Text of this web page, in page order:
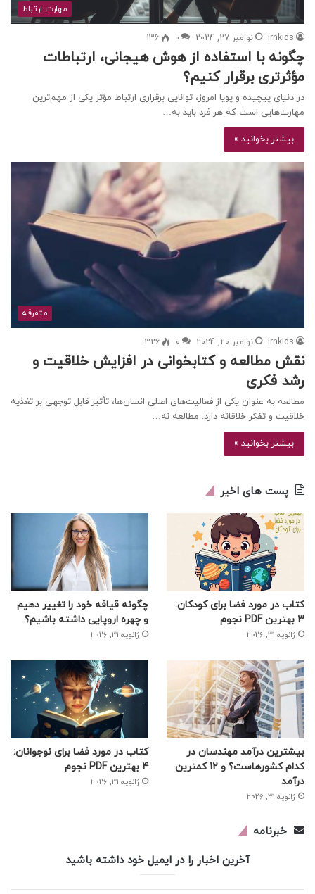
مهارت ارتباط
irnkids نوامبر 27, 2024 0
136
چگونه با استفاده از هوش هیجانی، ارتباطات
مؤثرتری برقرار کنیم؟
در دنیای پیچیده و پویا امروز، توانایی برقراری ارتباط مؤثر یکی از مهم‌ترین
مهارت‌هایی است که هر فرد باید به…
بیشتر بخوانید »
متفرقه
irnkids نوامبر 20, 2024 0
326
نقش مطالعه و کتابخوانی در افزایش خلاقیت و
رشد فکری
مطالعه به عنوان یکی از فعالیت‌های اصلی انسان‌ها، تأثیر قابل توجهی بر تغذیه
خلاقیت و تفکر خلاقانه دارد. مطالعه نه…
بیشتر بخوانید »
پست های اخیر
کتاب در مورد فضا برای کودکان:
3 بهترین PDF نجوم
ژانویه 31, 2026
چگونه قیافه خود را تغییر دهیم
و چهره اروپایی داشته باشیم؟
ژانویه 31, 2026
بیشترین درآمد مهندسان در
کدام کشورهاست؟ و 12 کمترین
درآمد
ژانویه 31, 2026
کتاب در مورد فضا برای نوجوانان:
4 بهترین PDF نجوم
ژانویه 31, 2026
خبرنامه
آخرین اخبار را در ایمیل خود داشته باشید